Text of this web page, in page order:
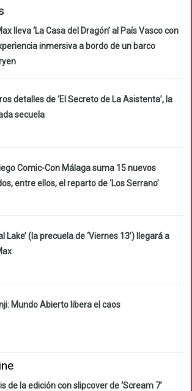
lleva ‘La Casa del Dragón’ al País Vasco con
inmersiva a bordo de un barco
detalles de ‘El Secreto de La Asistenta’, la
secuela
Comic-Con Málaga suma 15 nuevos
entre ellos, el reparto de ‘Los Serrano’
Lake’ (la precuela de ‘Viernes 13’) llegará a
Mundo Abierto libera el caos
de la edición con slipcover de ‘Scream 7’